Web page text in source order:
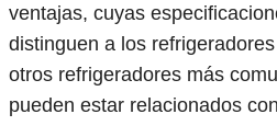
ventajas, cuyas
distinguen a los
otros refrigeradores más
pueden estar relacionados